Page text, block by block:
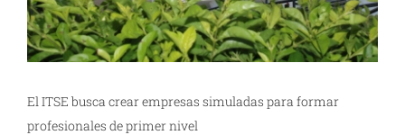
El ITSE busca crear empresas simuladas para formar
profesionales de primer nivel